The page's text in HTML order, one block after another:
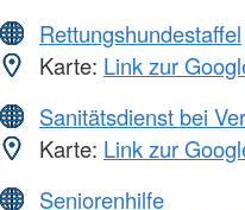
Rettungshundestaffel
Karte: Link zur
Sanitätsdienst bei
Karte: Link zur
Seniorenhilfe